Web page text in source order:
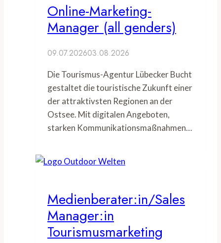
Online-Marketing-
Manager (all genders)
09.07.202603.08.2026
Die Tourismus-Agentur Lübecker Bucht
gestaltet die touristische Zukunft einer
der attraktivsten Regionen an der
Ostsee. Mit digitalen Angeboten,
starken Kommunikationsmaßnahmen…
Medienberater:in/Sales
Manager:in
Tourismusmarketing